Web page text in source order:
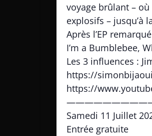
voyage brûlant –
explosifs – jusqu’à
Après l’EP
I’m a Bumblebee,
Les 3 influences :
https://
https://
Samedi 11 Juillet
Entrée gratuite